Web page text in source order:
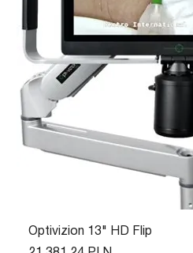
Optivizion 13" HD Flip